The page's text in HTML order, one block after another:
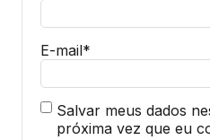
E-mail*
Salvar meus dados
próxima vez que eu